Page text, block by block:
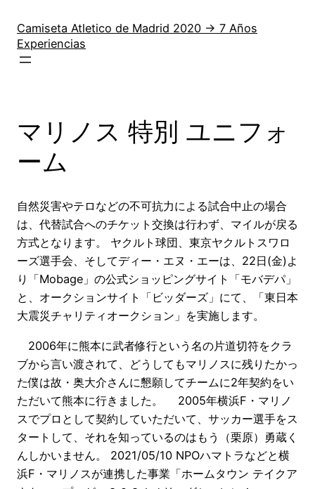
contenido
Camiseta Atletico de Madrid 2020 → 7 Años
Experiencias
マリノス 特別 ユニフォ
ーム
自然災害やテロなどの不可抗力による試合中止の場合
は、代替試合へのチケット交換は行わず、マイルが戻る
方式となります。 ヤクルト球団、東京ヤクルトスワロ
ーズ選手会、そしてディー・エヌ・エーは、22日(金)よ
り「Mobage」の公式ショッピングサイト「モバデパ」
と、オークションサイト「ビッダーズ」にて、「東日本
大震災チャリティオークション」を実施します。
2006年に熊本に武者修行という名の片道切符をクラ
ブから言い渡されて、どうしてもマリノスに残りたかっ
た僕は故・奥大介さんに懇願してチームに2年契約をい
ただいて熊本に行きました。 2005年横浜F・マリノ
スでプロとして契約していただいて、サッカー選手をス
タートして、それを知っているのはもう（栗原）勇蔵く
んしかいません。 2021/05/10 NPOハマトラなどと横
浜F・マリノスが連携した事業「ホームタウン テイクア